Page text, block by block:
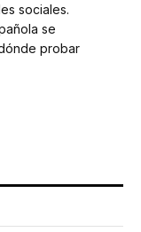
sociales.
se
probar